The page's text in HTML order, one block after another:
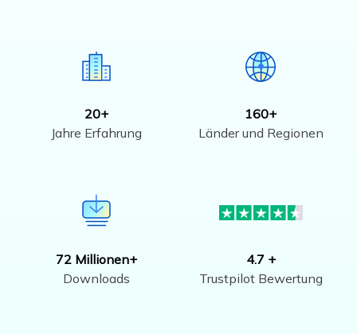
20+
Jahre Erfahrung
160+
Länder und Regionen
72 Millionen+
Downloads
4.7 +
Trustpilot Bewertung